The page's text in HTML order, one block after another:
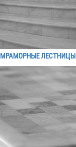
МРАМОРНЫЕ ЛЕСТНИЦЫ